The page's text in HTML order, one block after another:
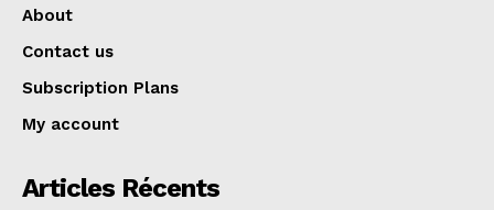
About
Contact us
Subscription Plans
My account
Articles Récents